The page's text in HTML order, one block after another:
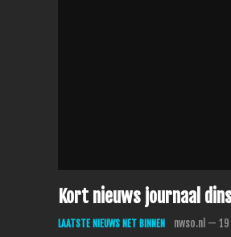
Kort nieuws journaal
LAATSTE NIEUWS NET BINNEN nwso.nl —